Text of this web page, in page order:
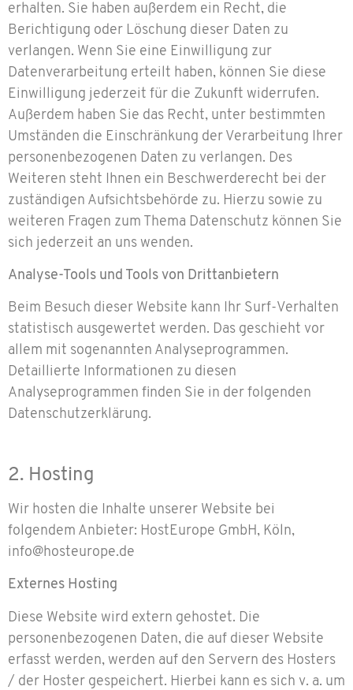
erhalten. Sie haben außerdem ein Recht, die
Berichtigung oder Löschung dieser Daten zu
verlangen. Wenn Sie eine Einwilligung zur
Datenverarbeitung erteilt haben, können Sie diese
Einwilligung jederzeit für die Zukunft widerrufen.
Außerdem haben Sie das Recht, unter bestimmten
Umständen die Einschränkung der Verarbeitung Ihrer
personenbezogenen Daten zu verlangen. Des
Weiteren steht Ihnen ein Beschwerderecht bei der
zuständigen Aufsichtsbehörde zu. Hierzu sowie zu
weiteren Fragen zum Thema Datenschutz können Sie
sich jederzeit an uns wenden.
Analyse-Tools und Tools von Dritt­anbietern
Beim Besuch dieser Website kann Ihr Surf-Verhalten
statistisch ausgewertet werden. Das geschieht vor
allem mit sogenannten Analyseprogrammen.
Detaillierte Informationen zu diesen
Analyseprogrammen finden Sie in der folgenden
Datenschutzerklärung.
2. Hosting
Wir hosten die Inhalte unserer Website bei
folgendem Anbieter: HostEurope GmbH, Köln,
info@hosteurope.de
Externes Hosting
Diese Website wird extern gehostet. Die
personenbezogenen Daten, die auf dieser Website
erfasst werden, werden auf den Servern des Hosters
/ der Hoster gespeichert. Hierbei kann es sich v. a. um